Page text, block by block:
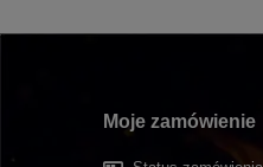
Moje zamówienie